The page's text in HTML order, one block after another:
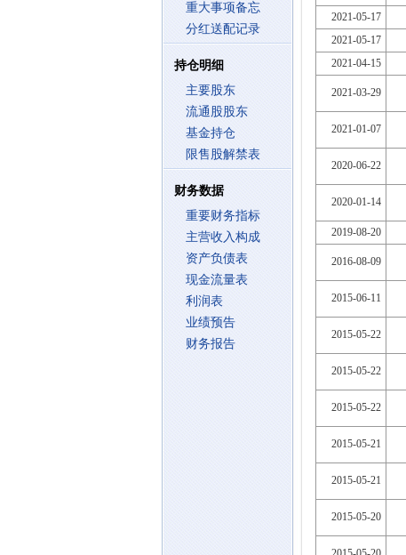
重大事项备忘
分红送配记录
持仓明细
主要股东
流通股股东
基金持仓
限售股解禁表
财务数据
重要财务指标
主营收入构成
资产负债表
现金流量表
利润表
业绩预告
财务报告
2021-05-17
2021-05-17
2021-04-15
2021-03-29
2021-01-07
2020-06-22
2020-01-14
2019-08-20
2016-08-09
2015-06-11
2015-05-22
2015-05-22
2015-05-22
2015-05-21
2015-05-21
2015-05-20